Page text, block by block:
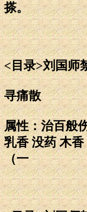
搽。
<目录>刘国师
寻痛散
属性：治百般
乳香 没药 木
（一